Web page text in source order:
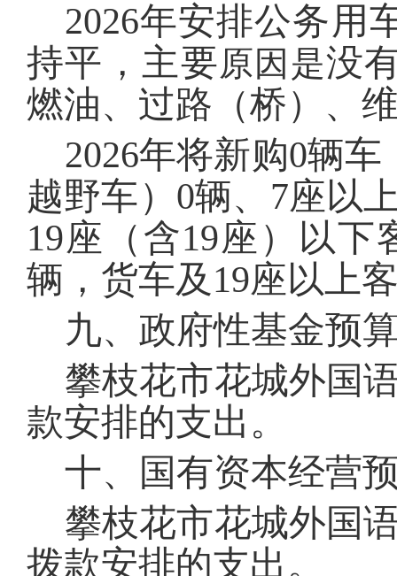
2026年安排公务用
持平，主要原因是没
燃油、过路（桥）、
2026年将新购0辆车
越野车） 0辆、7座以
19座（含19座）以下
辆，货车及19座以上
九、政府性基金预
攀枝花市花城外国
款安排的支出。
十、国有资本经营
攀枝花市花城外国
拨款安排的支出。